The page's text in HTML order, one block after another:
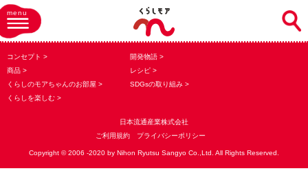
menu
コンセプト
商品
くらしのモアちゃんのお部屋
くらしを楽しむ
開発物語
レシピ
SDGsの取り組み
日本流通産業株式会社
ご利用規約
プライバシーポリシー
Copyright © 2006 -2020 by Nihon Ryutsu Sangyo Co.,Ltd. All Rights Reserved.